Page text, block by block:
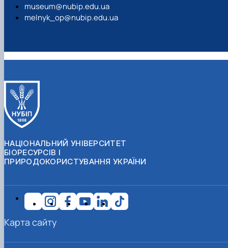
museum@nubip.edu.ua
melnyk_op@nubip.edu.ua
НАЦІОНАЛЬНИЙ УНІВЕРСИТЕТ
БІОРЕСУРСІВ І
ПРИРОДОКОРИСТУВАННЯ УКРАЇНИ
Карта сайту